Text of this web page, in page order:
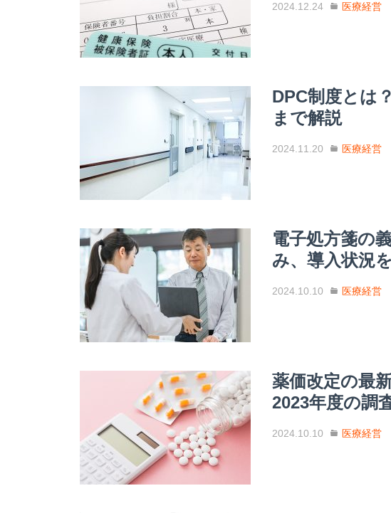
2024.12.24 医療経営
DPC制度とは
まで解説
2024.11.20 医療経営
電子処方箋の
み、導入状況
2024.10.10 医療経営
薬価改定の最
2023年度の調
2024.10.10 医療経営